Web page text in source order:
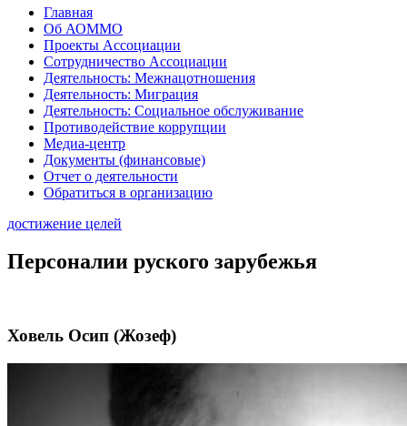
Главная
Об АОММО
Проекты Ассоциации
Сотрудничество Ассоциации
Деятельность: Межнацотношения
Деятельность: Миграция
Деятельность: Социальное обслуживание
Противодействие коррупции
Медиа-центр
Документы (финансовые)
Отчет о деятельности
Обратиться в организацию
достижение целей
Персоналии руского зарубежья
Ховель Осип (Жозеф)